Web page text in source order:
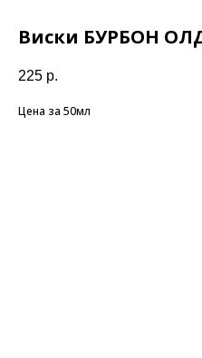
Виски БУРБОН
225 р.
Цена за 50мл